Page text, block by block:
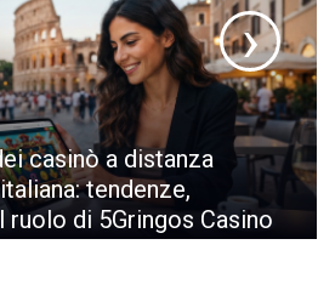
casinò a distanza
tendenze,
ruolo di 5Gringos Casino
›